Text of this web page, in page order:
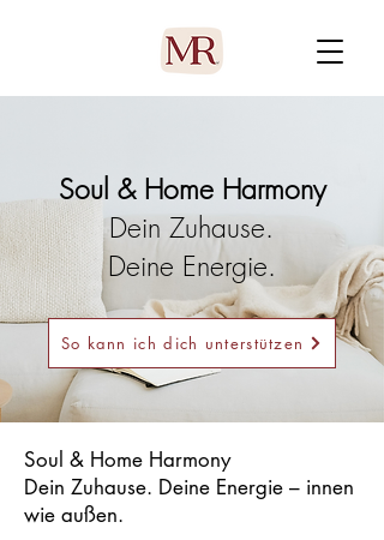
Soul & Home Harmony
Dein Zuhause.
Deine Energie.
So kann ich dich unterstützen
Soul & Home Harmony
Dein Zuhause. Deine Energie – innen
wie außen.